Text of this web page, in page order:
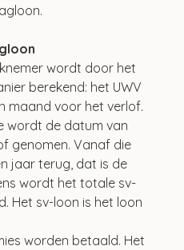
wordt door het
berekend: het UWV
maand voor het verlof.
wordt de datum van
genomen. Vanaf die
jaar terug, dat is de
wordt het totale sv-
Het sv-loon is het loon
worden betaald. Het